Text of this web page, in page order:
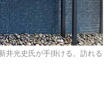
井光史氏が手掛ける。訪れる